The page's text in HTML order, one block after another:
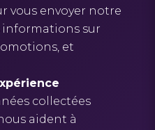
vous envoyer notre
informations sur
et
collectées
aident à